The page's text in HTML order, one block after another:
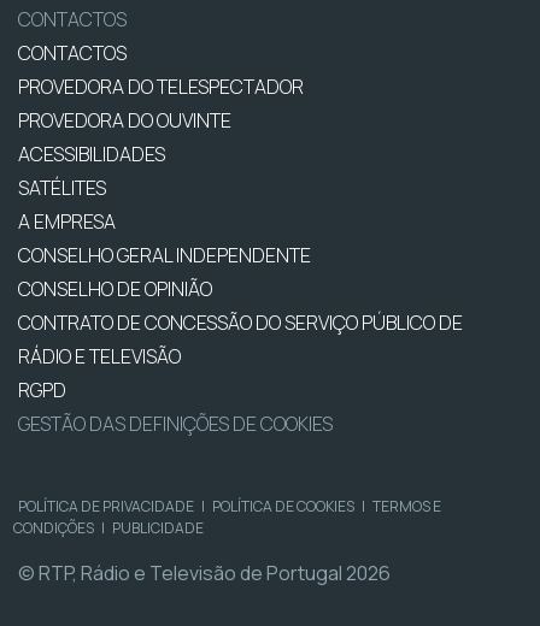
CONTACTOS
CONTACTOS
PROVEDORA DO TELESPECTADOR
PROVEDORA DO OUVINTE
ACESSIBILIDADES
SATÉLITES
A EMPRESA
CONSELHO GERAL INDEPENDENTE
CONSELHO DE OPINIÃO
CONTRATO DE CONCESSÃO DO SERVIÇO PÚBLICO DE
RÁDIO E TELEVISÃO
RGPD
GESTÃO DAS DEFINIÇÕES DE COOKIES
POLÍTICA DE PRIVACIDADE | POLÍTICA DE COOKIES | TERMOS E
CONDIÇÕES | PUBLICIDADE
© RTP, Rádio e Televisão de Portugal 2026